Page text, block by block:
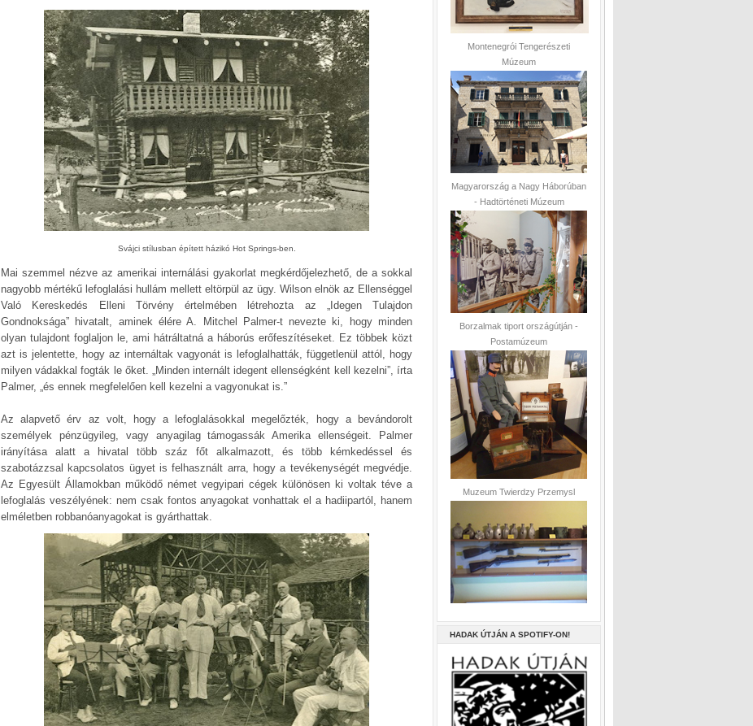
Svájci stílusban épített házikó Hot Springs-ben.
Mai szemmel nézve az amerikai internálási gyakorlat megkérdőjelezhető, de a sokkal
nagyobb mértékű lefoglalási hullám mellett eltörpül az ügy. Wilson elnök az Ellenséggel
Való Kereskedés Elleni Törvény értelmében létrehozta az „Idegen Tulajdon
Gondnoksága” hivatalt, aminek élére A. Mitchel Palmer-t nevezte ki, hogy minden
olyan tulajdont foglaljon le, ami hátráltatná a háborús erőfeszítéseket. Ez többek közt
azt is jelentette, hogy az internáltak vagyonát is lefoglalhatták, függetlenül attól, hogy
milyen vádakkal fogták le őket. „Minden internált idegent ellenségként kell kezelni”, írta
Palmer, „és ennek megfelelően kell kezelni a vagyonukat is.”
Az alapvető érv az volt, hogy a lefoglalásokkal megelőzték, hogy a bevándorolt
személyek pénzügyileg, vagy anyagilag támogassák Amerika ellenségeit. Palmer
irányítása alatt a hivatal több száz főt alkalmazott, és több kémkedéssel és
szabotázzsal kapcsolatos ügyet is felhasznált arra, hogy a tevékenységét megvédje.
Az Egyesült Államokban működő német vegyipari cégek különösen ki voltak téve a
lefoglalás veszélyének: nem csak fontos anyagokat vonhattak el a hadiipartól, hanem
elméletben robbanóanyagokat is gyárthattak.
Montenegrói Tengerészeti
Múzeum
Magyarország a Nagy Háborúban
- Hadtörténeti Múzeum
Borzalmak tiport országútján -
Postamúzeum
Muzeum Twierdzy Przemysl
HADAK ÚTJÁN A SPOTIFY-ON!